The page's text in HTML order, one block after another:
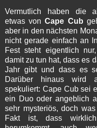
Vermutlich haben die
etwas vonCape Cub
aber in den nächsten
nicht gerade einfach an
Fest steht eigentlich
damit zu tun hat, dass es
Jahr gibt und dass es
Darüber hinaus wird
spekuliert: Cape Cub sei
ein Duo oder angeblich
sehr mysteriös, doch
Fakt ist, dass